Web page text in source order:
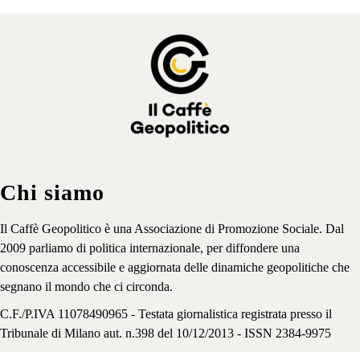
Chi siamo
Il Caffè Geopolitico è una Associazione di Promozione Sociale. Dal
2009 parliamo di politica internazionale, per diffondere una
conoscenza accessibile e aggiornata delle dinamiche geopolitiche che
segnano il mondo che ci circonda.
C.F./P.IVA 11078490965 - Testata giornalistica registrata presso il
Tribunale di Milano aut. n.398 del 10/12/2013 - ISSN 2384-9975